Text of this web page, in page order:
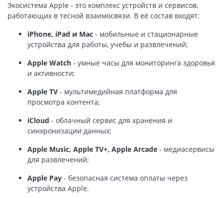
Экосистема Apple - это комплекс устройств и сервисов,
работающих в тесной взаимосвязи. В её состав входят:
iPhone, iPad и Mac - мобильные и стационарные
устройства для работы, учебы и развлечений;
Apple Watch - умные часы для мониторинга здоровья
и активности;
Apple TV - мультимедийная платформа для
просмотра контента;
iCloud - облачный сервис для хранения и
синхронизации данных;
Apple Music, Apple TV+, Apple Arcade - медиасервисы
для развлечений;
Apple Pay - безопасная система оплаты через
устройства Apple.